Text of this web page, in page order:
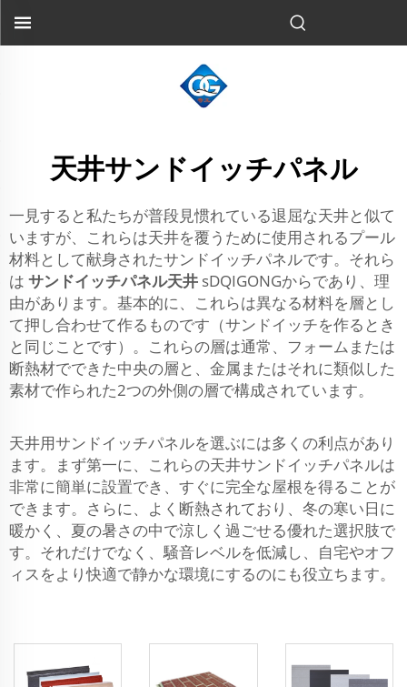
天井サンドイッチパネル
一見すると私たちが普段見惯れている退屈な天井と似て
いますが、これらは天井を覆うために使用されるプール
材料として献身されたサンドイッチパネルです。それら
は サンドイッチパネル天井 sDQIGONGからであり、理
由があります。基本的に、これらは異なる材料を層とし
て押し合わせて作るものです（サンドイッチを作るとき
と同じことです）。これらの層は通常、フォームまたは
断熱材でできた中央の層と、金属またはそれに類似した
素材で作られた2つの外側の層で構成されています。
天井用サンドイッチパネルを選ぶには多くの利点があり
ます。まず第一に、これらの天井サンドイッチパネルは
非常に簡単に設置でき、すぐに完全な屋根を得ることが
できます。さらに、よく断熱されており、冬の寒い日に
暖かく、夏の暑さの中で涼しく過ごせる優れた選択肢で
す。それだけでなく、騒音レベルを低減し、自宅やオフ
ィスをより快適で静かな環境にするのにも役立ちます。